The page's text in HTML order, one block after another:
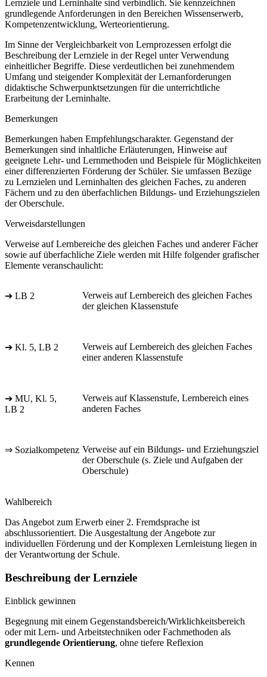
Lernziele und Lerninhalte sind verbindlich. Sie kennzeichnen
grundlegende Anforderungen in den Bereichen Wissenserwerb,
Kompetenzentwicklung, Werteorientierung.
Im Sinne der Vergleichbarkeit von Lernprozessen erfolgt die
Beschreibung der Lernziele in der Regel unter Verwendung
einheitlicher Begriffe. Diese verdeutlichen bei zunehmendem
Umfang und steigender Komplexität der Lernanforderungen
didaktische Schwerpunktsetzungen für die unterrichtliche
Erarbeitung der Lerninhalte.
Bemerkungen
Bemerkungen haben Empfehlungscharakter. Gegenstand der
Bemerkungen sind inhaltliche Erläuterungen, Hinweise auf
geeignete Lehr- und Lernmethoden und Beispiele für Möglichkeiten
einer differenzierten Förderung der Schüler. Sie umfassen Bezüge
zu Lernzielen und Lerninhalten des gleichen Faches, zu anderen
Fächern und zu den überfachlichen Bildungs- und Erziehungszielen
der Oberschule.
Verweisdarstellungen
Verweise auf Lernbereiche des gleichen Faches und anderer Fächer
sowie auf überfachliche Ziele werden mit Hilfe folgender grafischer
Elemente veranschaulicht:
➔ LB 2
Verweis auf Lernbereich des gleichen Faches
der gleichen Klassenstufe
➔ Kl. 5, LB 2
Verweis auf Lernbereich des gleichen Faches
einer anderen Klassenstufe
➔ MU, Kl. 5,
LB 2
Verweis auf Klassenstufe, Lernbereich eines
anderen Faches
⇒ Sozialkompetenz Verweise auf ein Bildungs- und Erziehungsziel
der Oberschule (s. Ziele und Aufgaben der
Oberschule)
Wahlbereich
Das Angebot zum Erwerb einer 2. Fremdsprache ist
abschlussorientiert. Die Ausgestaltung der Angebote zur
individuellen Förderung und der Komplexen Lernleistung liegen in
der Verantwortung der Schule.
Beschreibung der Lernziele
Einblick gewinnen
Begegnung mit einem Gegenstandsbereich/Wirklichkeitsbereich
oder mit Lern- und Arbeitstechniken oder Fachmethoden als
grundlegende Orientierung, ohne tiefere Reflexion
Kennen